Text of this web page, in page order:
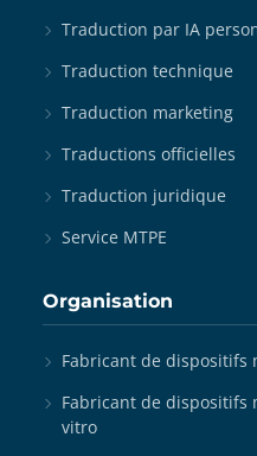
Traduction par IA
Traduction technique
Traduction marketing
Traductions officielles
Traduction juridique
Service MTPE
Organisation
Fabricant de dispositifs
Fabricant de dispositifs
vitro